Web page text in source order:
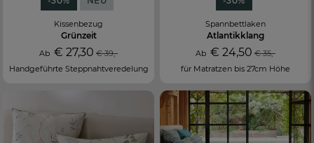
Kissenbezug
Grünzeit
Ab€ 27,30 € 39,-
Handgeführte Steppnahtveredelung
Spannbettlaken
Atlantikklang
Ab € 24,50 € 35,-
für Matratzen bis 27cm Höhe